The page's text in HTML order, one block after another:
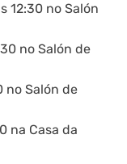
12:30 no Salón
no Salón de
no Salón de
na Casa da